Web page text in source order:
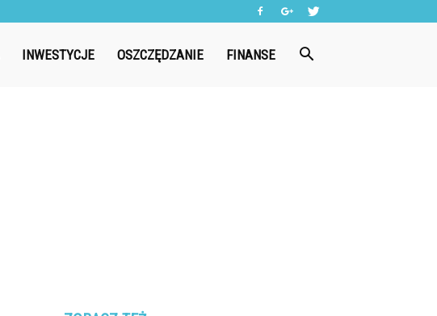
INWESTYCJE OSZCZĘDZANIE FINANSE